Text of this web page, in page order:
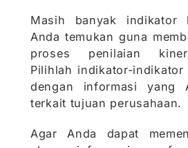
Masih banyak indikator
Anda temukan guna
proses penilaian
Pilihlah indikator-indikator
dengan informasi yang
terkait tujuan perusahaan.
Agar Anda dapat